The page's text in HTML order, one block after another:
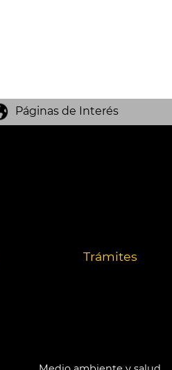
Páginas de Interés
Trámites